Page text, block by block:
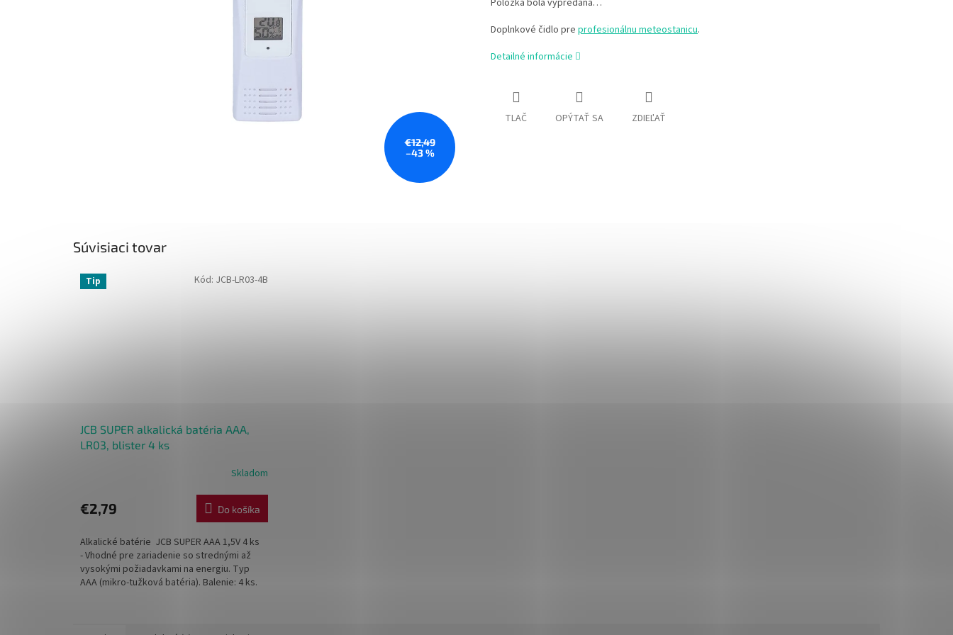
€12,49
–43 %
Položka bola vypredaná…
Doplnkové čidlo pre profesionálnu meteostanicu.
Detailné informácie
TLAČ OPÝTAŤ SA ZDIEĽAŤ
Súvisiaci tovar
Tip
JCB SUPER alkalická batéria AAA,
LR03, blister 4 ks
Skladom
€2,79 Do košíka
Alkalické batérie JCB SUPER AAA 1,5V 4 ks
- Vhodné pre zariadenie so strednými až
vysokými požiadavkami na energiu. Typ
AAA (mikro-tužková batéria). Balenie: 4 ks.
Kód: JCB-LR03-4B